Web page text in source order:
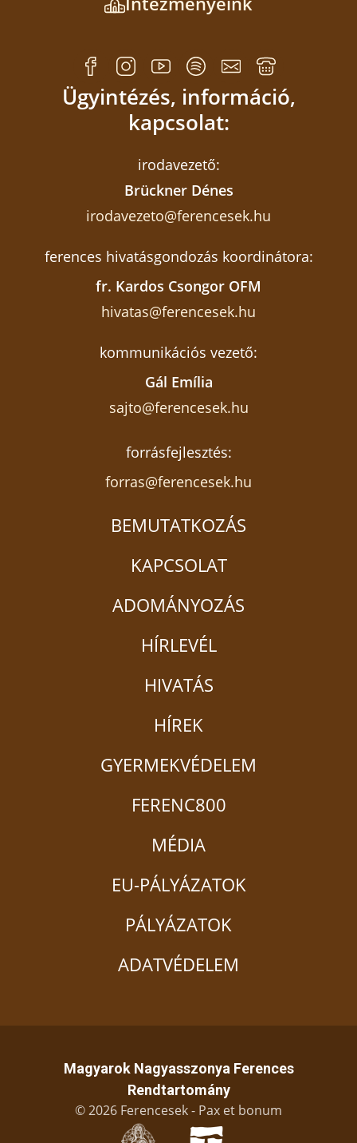
Ügyintézés, információ,
kapcsolat:
irodavezető:
Brückner Dénes
irodavezeto@ferencesek.hu
ferences hivatásgondozás koordinátora:
fr. Kardos Csongor OFM
hivatas@ferencesek.hu
kommunikációs vezető:
Gál Emília
sajto@ferencesek.hu
forrásfejlesztés:
forras@ferencesek.hu
BEMUTATKOZÁS
KAPCSOLAT
ADOMÁNYOZÁS
HÍRLEVÉL
HIVATÁS
HÍREK
GYERMEKVÉDELEM
FERENC800
MÉDIA
EU-PÁLYÁZATOK
PÁLYÁZATOK
ADATVÉDELEM
Magyarok Nagyasszonya Ferences
Rendtartomány
© 2026 Ferencesek - Pax et bonum